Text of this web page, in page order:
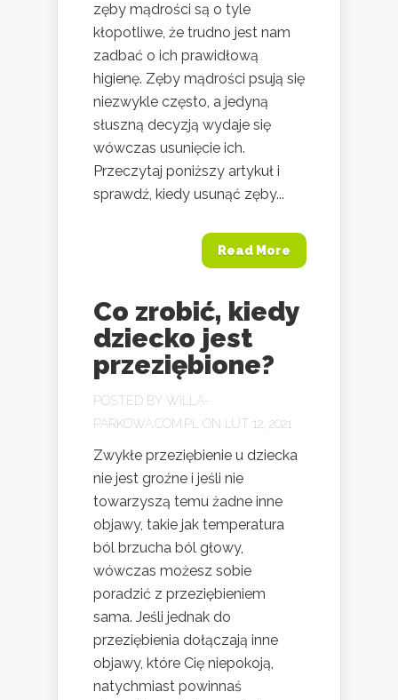
zęby mądrości są o tyle
kłopotliwe, że trudno jest nam
zadbać o ich prawidłową
higienę. Zęby mądrości psują się
niezwykle często, a jedyną
słuszną decyzją wydaje się
wówczas usunięcie ich.
Przeczytaj poniższy artykuł i
sprawdź, kiedy usunąć zęby...
Read More
Co zrobić, kiedy
dziecko jest
przeziębione?
POSTED BY WILLA-
PARKOWA.COM.PL
ON LUT 12, 2021
Zwykłe przeziębienie u dziecka
nie jest groźne i jeśli nie
towarzyszą temu żadne inne
objawy, takie jak temperatura
ból brzucha ból głowy,
wówczas możesz sobie
poradzić z przeziębieniem
sama. Jeśli jednak do
przeziębienia dołączają inne
objawy, które Cię niepokoją,
natychmiast powinnaś